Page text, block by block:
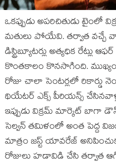
ఒకప్పుడు అపరిచితుడు టైంలో
మతులు పోయేవి. తర్వాత వచ్చే
డిస్ట్రిబ్యూటర్లు అత్యధిక రేట్లు
కొంతకాలం కొనసాగింది.
రోజు చాలా సెంటర్లలో రికార్డు
థియేటర్ ఎక్స్ పీరియన్స్
ఇప్పుడు విక్రమ్ మార్కెట్
సెల్వన్ తమిళంలో అంత పెద్ద
మాత్రం జస్ట్ యావరేజ్
రోజులు హడావిడి చేసి తర్వాత